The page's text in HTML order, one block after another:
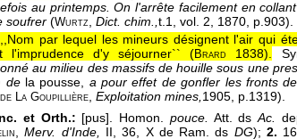
au printemps. On l'arrête facilement en
soufrer (Wurtz Dict. chim., t.1, vol. 2 , 1870 , p.903).
,,Nom par lequel les mineurs désignent l'air qui
l'imprudence d'y séjourner`` (Brard 1838).
au milieu des massifs de houille sous une
dela pousse, a pour effet de gonfler les fronts
La Goupillière Exploitation mines, 1905 , p.1319).
et Orth.: [pus]. Homon. pouce. Att. dsAc.
,Merv. d'Inde, II, 36, X de Ram. ds DG);2.